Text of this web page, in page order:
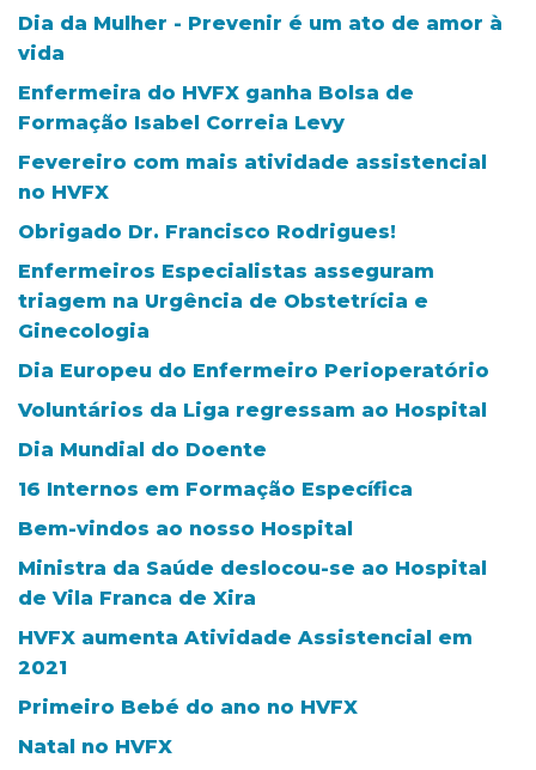
Dia da Mulher - Prevenir é um ato de amor à
vida
Enfermeira do HVFX ganha Bolsa de
Formação Isabel Correia Levy
Fevereiro com mais atividade assistencial
no HVFX
Obrigado Dr. Francisco Rodrigues!
Enfermeiros Especialistas asseguram
triagem na Urgência de Obstetrícia e
Ginecologia
Dia Europeu do Enfermeiro Perioperatório
Voluntários da Liga regressam ao Hospital
Dia Mundial do Doente
16 Internos em Formação Específica
Bem-vindos ao nosso Hospital
Ministra da Saúde deslocou-se ao Hospital
de Vila Franca de Xira
HVFX aumenta Atividade Assistencial em
2021
Primeiro Bebé do ano no HVFX
Natal no HVFX